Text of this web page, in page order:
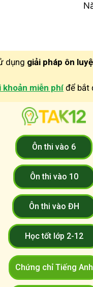
dụng giải pháp ôn
khoản miễn phí để bắt
Ôn thi vào 6
Ôn thi vào 10
Ôn thi vào ĐH
Học tốt lớp 2-12
Chứng chỉ Tiếng Anh